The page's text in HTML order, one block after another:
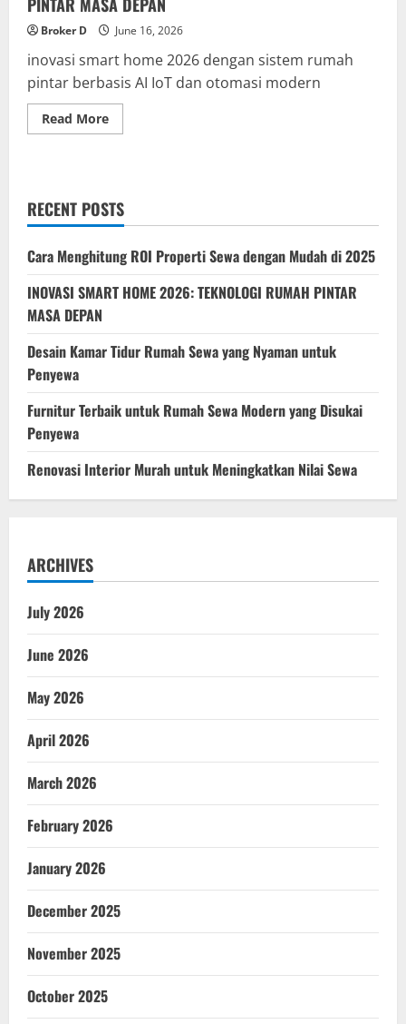
Broker D June 16, 2026
inovasi smart home 2026 dengan sistem rumah
pintar berbasis AI IoT dan otomasi modern
Read MoreRead
more
TEKNOLOGI
RUMAH
PINTAR
DEPAN
RECENT POSTS
Cara Menghitung ROI Properti Sewa dengan Mudah di 2025
INOVASI SMART HOME 2026: TEKNOLOGI RUMAH PINTAR
MASA DEPAN
Desain Kamar Tidur Rumah Sewa yang Nyaman untuk
Penyewa
Furnitur Terbaik untuk Rumah Sewa Modern yang Disukai
Penyewa
Renovasi Interior Murah untuk Meningkatkan Nilai Sewa
ARCHIVES
July 2026
June 2026
May 2026
April 2026
March 2026
February 2026
January 2026
December 2025
November 2025
October 2025